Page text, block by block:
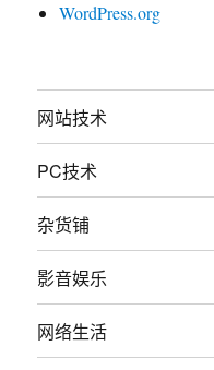
WordPress.org
网站技术
PC技术
杂货铺
影音娱乐
网络生活